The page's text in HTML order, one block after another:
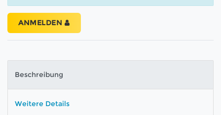
ANMELDEN
Beschreibung
Weitere Details